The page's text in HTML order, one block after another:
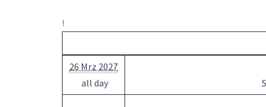
!
26 Mrz 2027
all day